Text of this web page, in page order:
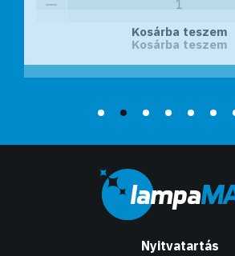
Kosárba teszem
Kosárba teszem
Nyitvatartás